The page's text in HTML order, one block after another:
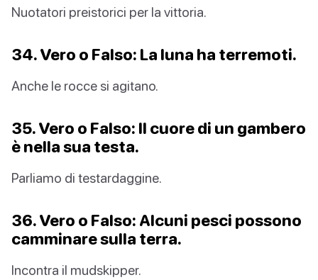
Nuotatori preistorici per la vittoria.
34. Vero o Falso: La luna ha terremoti.
Anche le rocce si agitano.
35. Vero o Falso: Il cuore di un gambero
è nella sua testa.
Parliamo di testardaggine.
36. Vero o Falso: Alcuni pesci possono
camminare sulla terra.
Incontra il mudskipper.